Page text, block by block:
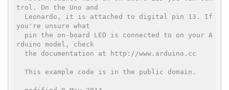
trol. On the Uno and
you're unsure what
rduino model, check